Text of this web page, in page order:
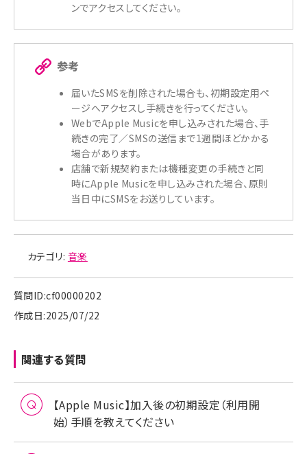
ンでアクセスしてください。
参考
届いたSMSを削除された場合も、初期設定用ペ
ージへアクセスし手続きを行ってください。
WebでApple Musicを申し込みされた場合、手
続きの完了／SMSの送信まで1週間ほどかかる
場合があります。
店舗で新規契約または機種変更の手続きと同
時にApple Musicを申し込みされた場合、原則
当日中にSMSをお送りしています。
カテゴリ: 音楽
質問ID:cf00000202
作成日:2025/07/22
関連する質問
【Apple Music】加入後の初期設定（利用開
始）手順を教えてください